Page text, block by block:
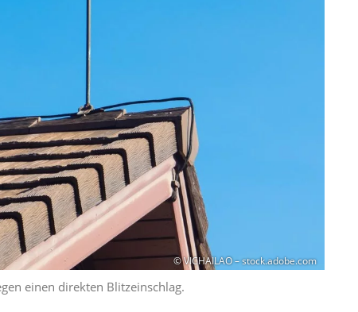
© VICHAILAO – stock.adobe.com
einen direkten Blitzeinschlag.